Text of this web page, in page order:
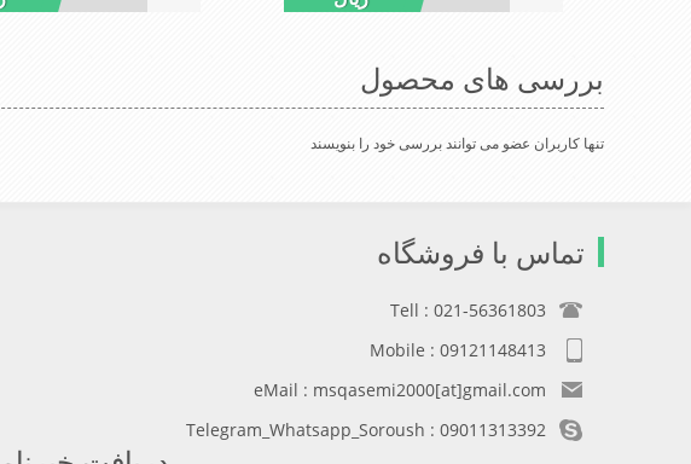
بررسی های محصول
تنها کاربران عضو می توانند بررسی خود را بنویسند
تماس با فروشگاه
Tell : 021-56361803
Mobile : 09121148413
eMail : msqasemi2000[at]gmail.com
Telegram_Whatsapp_Soroush : 09011313392